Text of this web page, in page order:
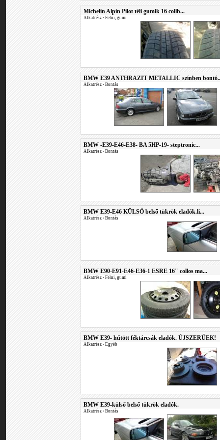
Michelin Alpin Pilot téli gumik 16 collb...
Alkatrész • Felni, gumi
BMW E39 ANTHRAZIT METALLIC színben
Alkatrész • Bontás
BMW -E39-E46-E38- BA 5HP-19- steptronic...
Alkatrész • Bontás
BMW E39-E46 KÜLSŐ belső tükrök eladók.li...
Alkatrész • Bontás
BMW E90-E91-E46-E36-1 ESRE 16" collos ma...
Alkatrész • Felni, gumi
BMW E39- hűtött féktárcsák eladók. ÚJSZERŰEK!
Alkatrész • Egyéb
BMW E39-külső belső tükrök eladók.
Alkatrész • Bontás